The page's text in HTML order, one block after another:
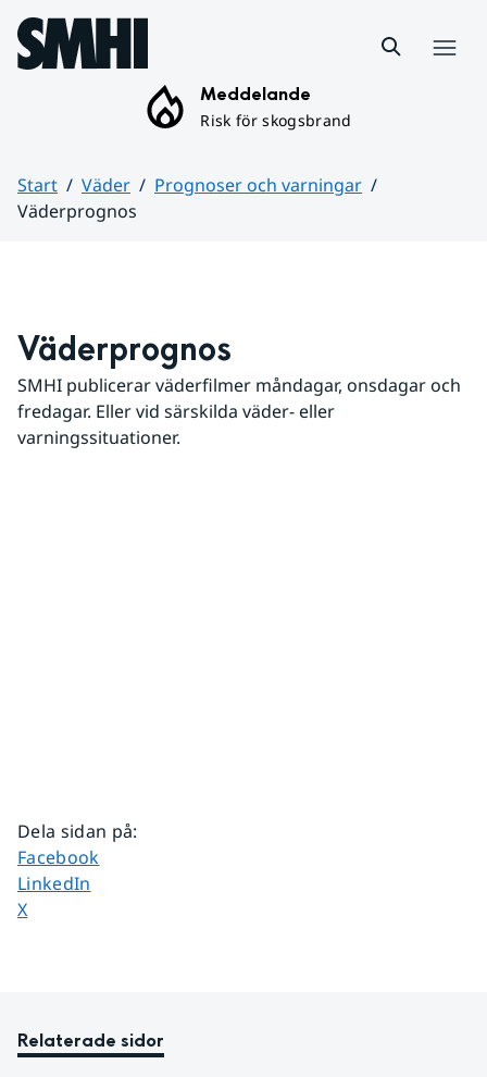
Hoppa till sidans innehåll
Meddelande
Risk för skogsbrand
Start Väder
Prognoser och varningar
Väderprognos
Väderprognos
SMHI publicerar väderfilmer måndagar, onsdagar och
fredagar. Eller vid särskilda väder- eller
varningssituationer.
Dela sidan på:
Dela sidan på
Facebook
Dela sidan på
LinkedIn
Dela sidan på
X
Relaterade sidor